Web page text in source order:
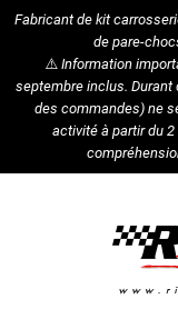
Fabricant de kit
de pare-
⚠️Information
septembre inclus.
des commandes) ne
activité à partir du